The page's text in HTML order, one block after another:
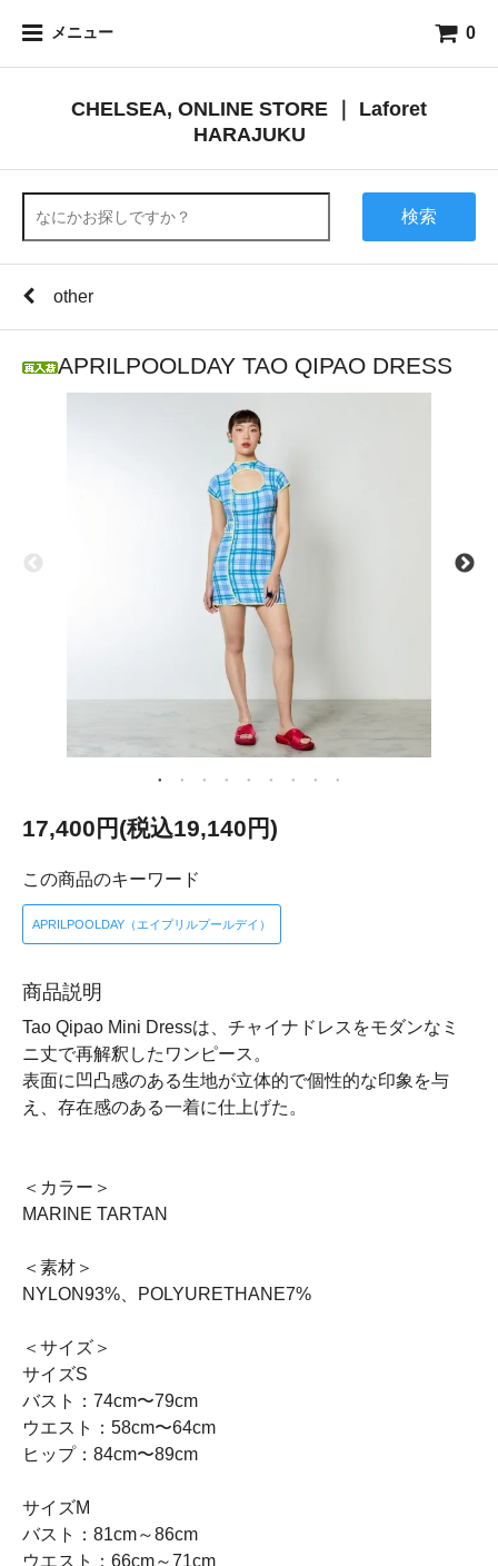
メニュー 0
CHELSEA, ONLINE STORE ｜ Laforet
HARAJUKU
検索
other
APRILPOOLDAY TAO QIPAO DRESS
17,400円(税込19,140円)
この商品のキーワード
APRILPOOLDAY（エイプリルプールデイ）
商品説明
Tao Qipao Mini Dressは、チャイナドレスをモダンなミ
ニ丈で再解釈したワンピース。
表面に凹凸感のある生地が立体的で個性的な印象を与
え、存在感のある一着に仕上げた。
＜カラー＞
MARINE TARTAN
＜素材＞
NYLON93%、POLYURETHANE7%
＜サイズ＞
サイズS
バスト：74cm〜79cm
ウエスト：58cm〜64cm
ヒップ：84cm〜89cm
サイズM
バスト：81cm～86cm
ウエスト：66cm～71cm